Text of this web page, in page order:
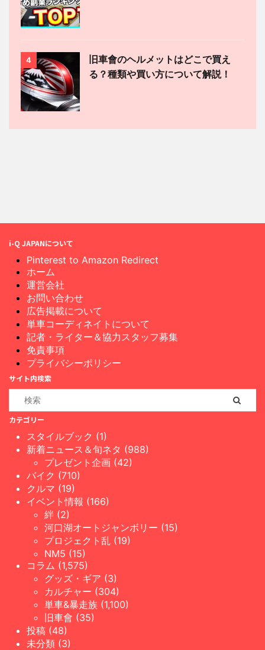
4
旧車會のヘルメットはどこで買え
る？種類や買い方について解説！
i-Q JAPANについて
Pinterest to Amazon Redirect
ホーム
運営会社
お問い合わせ
広告掲載について
単車コーディネイトについて
記者・ライター＆協力スタッフ募集
免責事項
プライバシーポリシー
サイト内検索
カテゴリー
スタイルブック (1)
新着ニュース＆旬ネタ (988)
プレゼント企画 (42)
バイク (710)
クルマ (19)
イベント情報 (166)
絆 (2)
河口湖オートジャンボリー (15)
プロジェクト乱 (19)
NM5 (15)
コラム (1,575)
グッズ・ギア (3)
カルチャー (304)
単車&暴走族 (1,100)
旧車會 (35)
投稿 (48)
未分類 (3)